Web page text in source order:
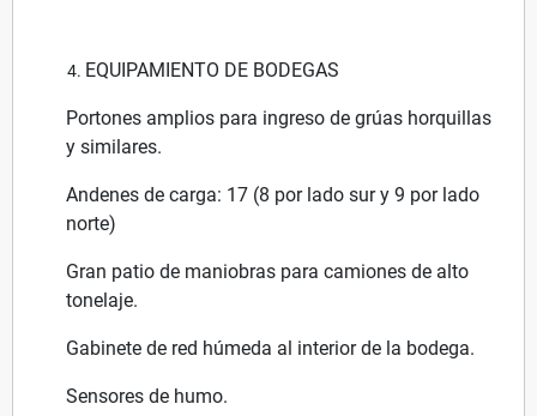
EQUIPAMIENTO DE BODEGAS
Portones amplios para ingreso de grúas horquillas
y similares.
Andenes de carga: 17 (8 por lado sur y 9 por lado
norte)
Gran patio de maniobras para camiones de alto
tonelaje.
Gabinete de red húmeda al interior de la bodega.
Sensores de humo.